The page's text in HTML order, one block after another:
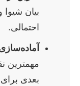
بیان
احتمالی.
مهمترین
بعدی برای